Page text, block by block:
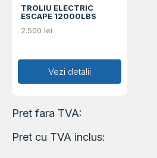
TROLIU ELECTRIC
ESCAPE 12000LBS
2.500 lei
Adaugă în coș
Vezi detalii
Pret fara TVA:
Pret cu TVA inclus: